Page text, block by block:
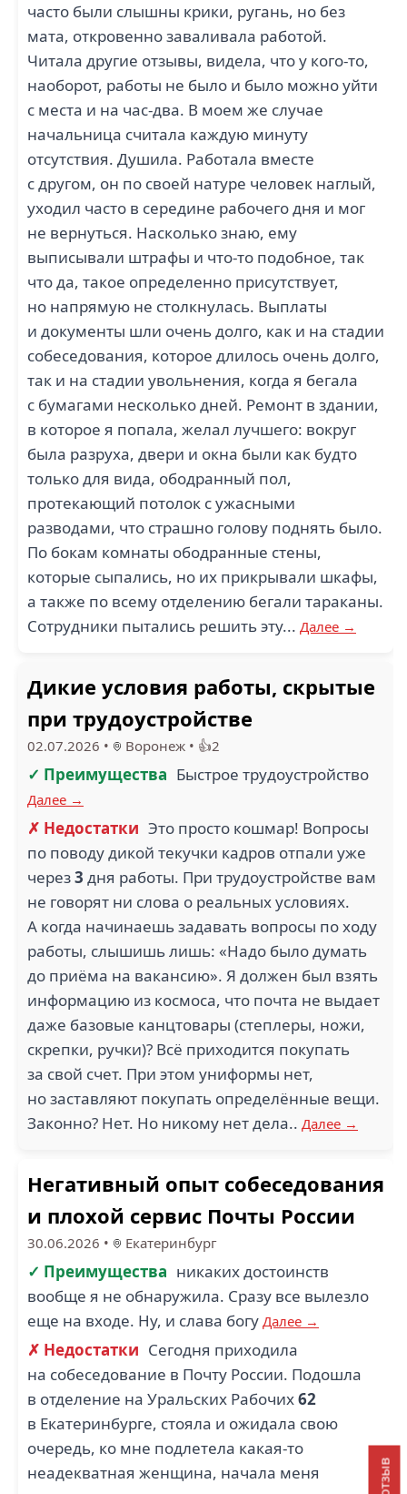
часто были слышны крики, ругань, но без
мата, откровенно заваливала работой.
Читала другие отзывы, видела, что у кого-то,
наоборот, работы не было и было можно уйти
с места и на час-два. В моем же случае
начальница считала каждую минуту
отсутствия. Душила. Работала вместе
с другом, он по своей натуре человек наглый,
уходил часто в середине рабочего дня и мог
не вернуться. Насколько знаю, ему
выписывали штрафы и что-то подобное, так
что да, такое определенно присутствует,
но напрямую не столкнулась. Выплаты
и документы шли очень долго, как и на стадии
собеседования, которое длилось очень долго,
так и на стадии увольнения, когда я бегала
с бумагами несколько дней. Ремонт в здании,
в которое я попала, желал лучшего: вокруг
была разруха, двери и окна были как будто
только для вида, ободранный пол,
протекающий потолок с ужасными
разводами, что страшно голову поднять было.
По бокам комнаты ободранные стены,
которые сыпались, но их прикрывали шкафы,
а также по всему отделению бегали тараканы.
Сотрудники пытались решить эту... Далее →
Дикие условия работы, скрытые
при трудоустройстве
02.07.2026 • Воронеж • 👍2
✓ Преимущества Быстрое трудоустройство
Далее →
✗ Недостатки Это просто кошмар! Вопросы
по поводу дикой текучки кадров отпали уже
через3 дня работы. При трудоустройстве вам
не говорят ни слова о реальных условиях.
А когда начинаешь задавать вопросы по ходу
работы, слышишь лишь: «Надо было думать
до приёма на вакансию». Я должен был взять
информацию из космоса, что почта не выдает
даже базовые канцтовары (степлеры, ножи,
скрепки, ручки)? Всё приходится покупать
за свой счет. При этом униформы нет,
но заставляют покупать определённые вещи.
Законно? Нет. Но никому нет дела.. Далее →
Негативный опыт собеседования
и плохой сервис Почты России
30.06.2026 • Екатеринбург
✓ Преимущества никаких достоинств
вообще я не обнаружила. Сразу все вылезло
еще на входе. Ну, и слава богу Далее →
✗ Недостатки Сегодня приходила
на собеседование в Почту России. Подошла
в отделение на Уральских Рабочих62
в Екатеринбурге, стояла и ожидала свою
очередь, ко мне подлетела какая-то
неадекватная женщина, начала меня